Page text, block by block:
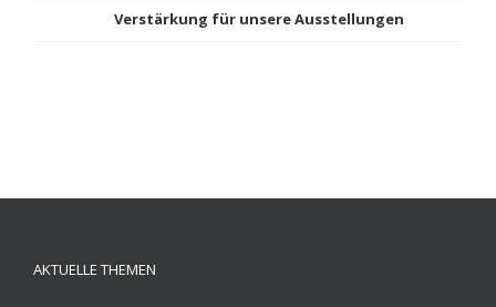
Verstärkung für unsere Ausstellungen
AKTUELLE THEMEN